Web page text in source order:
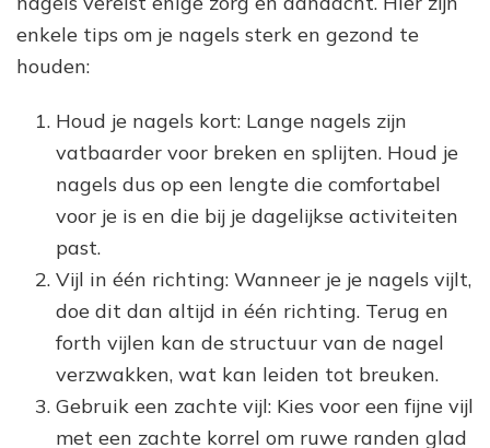
enkele tips om je nagels sterk en gezond te
houden:
Houd je nagels kort: Lange nagels zijn
vatbaarder voor breken en splijten. Houd je
nagels dus op een lengte die comfortabel
voor je is en die bij je dagelijkse activiteiten
past.
Vijl in één richting: Wanneer je je nagels vijlt,
doe dit dan altijd in één richting. Terug en
forth vijlen kan de structuur van de nagel
verzwakken, wat kan leiden tot breuken.
Gebruik een zachte vijl: Kies voor een fijne vijl
met een zachte korrel om ruwe randen glad